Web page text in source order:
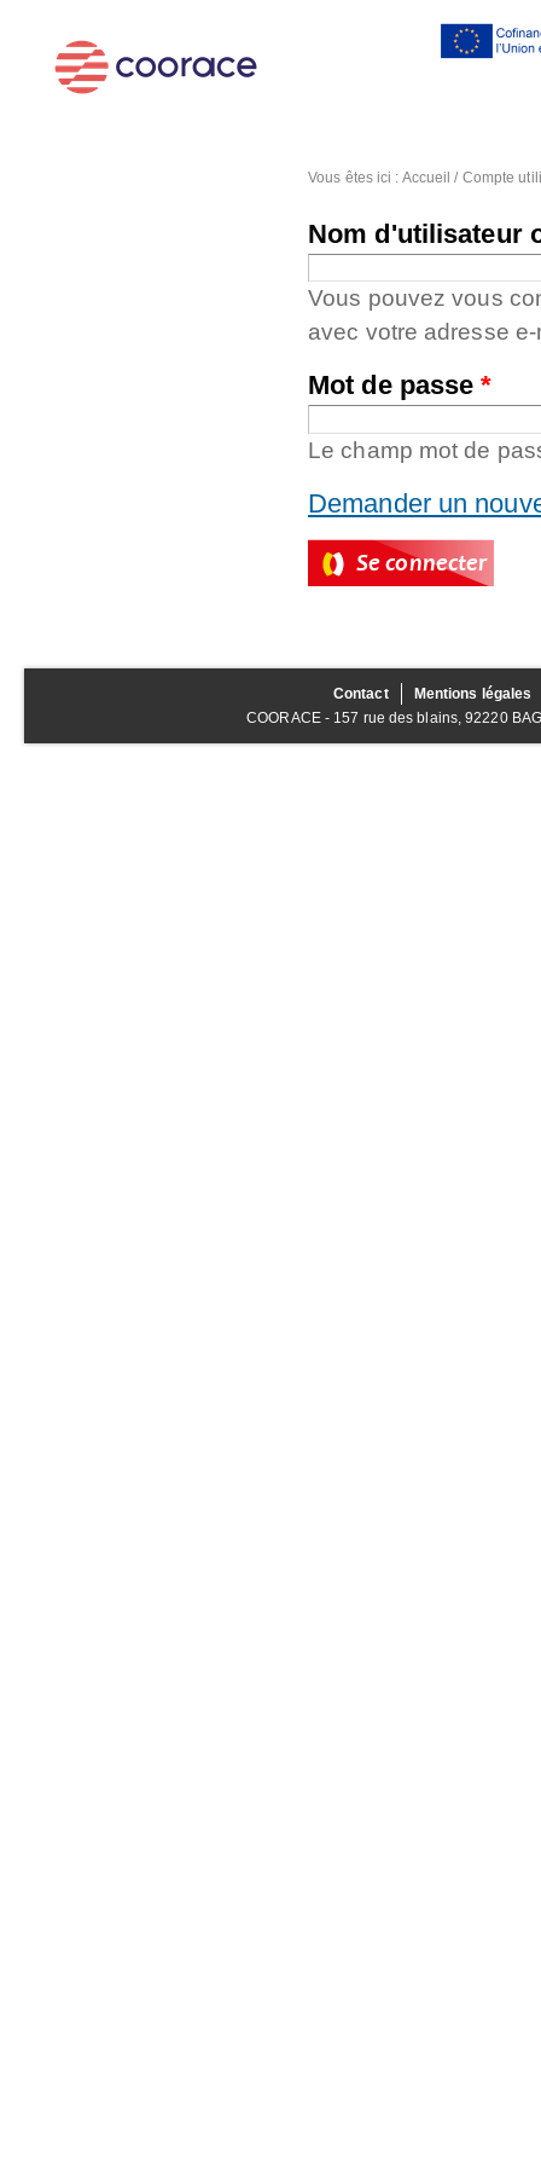
Vous êtes ici : Accueil / Compte
Nom d'utilisateur
Vous pouvez vous
avec votre adresse e-
Mot de passe*
Le champ mot de
Demander un
Contact
Mentions légales
COORACE - 157 rue des blains, 92220